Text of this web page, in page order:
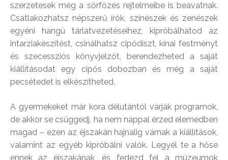
szerzetesek még a sörfőzés rejtelmeibe is beavatnak.
Csatlakozhatsz népszerű írók, színészek és zenészek
egyéni hangú tárlatvezetéseihez, kipróbálhatod az
intarziakészítést, csinálhatsz cipődíszt, kínai festményt
és szecessziós könyvjelzőt, berendezheted a saját
kiállításodat egy cipős dobozban és még a saját
pecsétedet is elkészítheted.
A gyermekeket már kora délutántól várják programok,
de akkor se csüggedj, ha nem nappal érzed elemedben
magad – ezen az éjszakán hajnalig várnak a kiállítások,
valamint az egyéb kipróbálni valók. Legyél te a hőse
ennek az éjszakának, és fedezd fel a múzeumok